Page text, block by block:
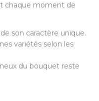
chaque moment de
son caractère unique.
variétés selon les
du bouquet reste